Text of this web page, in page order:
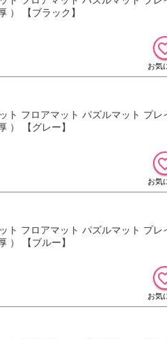
） 【ブラック】
ト フロアマット パズルマット プ
） 【グレー】
ト フロアマット パズルマット プ
） 【ブルー】